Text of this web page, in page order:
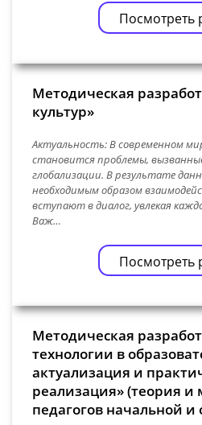
Посмотреть
Методическая
культур»
Актуальность: В современном
становится проблемы,
глобализации. В результате
необходимым образом
вступают в диалог, увлекая
Важ…
Посмотреть
Методическая
технологии в
актуализация и
реализация» (теория и
педагогов начальной